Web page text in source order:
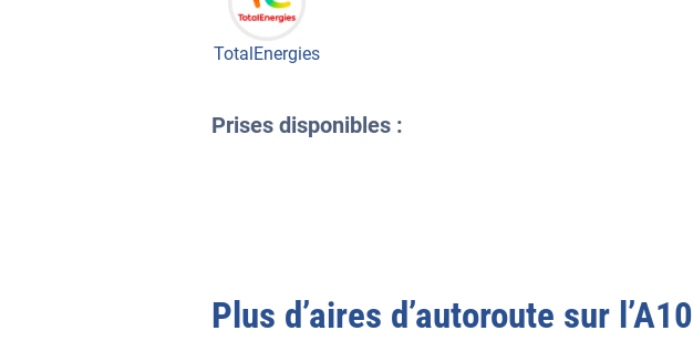
TotalEnergies
Prises disponibles :
Plus d’aires d’autoroute sur l’A10